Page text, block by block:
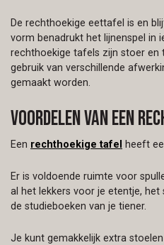
De rechthoekige eettafel is en
vorm benadrukt het lijnenspel in
rechthoekige tafels zijn stoer en
gebruik van verschillende
gemaakt worden.
Voordelen van een
Een rechthoekige tafel heeft
Er is voldoende ruimte voor
al het lekkers voor je etentje,
de studieboeken van je tiener.
Je kunt gemakkelijk extra